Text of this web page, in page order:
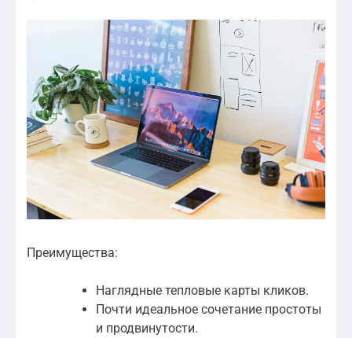
Преимущества:
Наглядные тепловые карты кликов.
Почти идеальное сочетание простоты
и продвинутости.